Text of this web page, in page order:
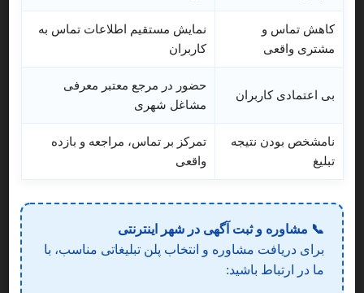
5
تهران-تجریش-میدان قدس-ابتدای خیابان دربند- نرسیده به شرکت م
تماس بیشتر
کاهش تماس و
مشتری واقعی
نمایش مستقیم اطلاعات تماس به
کاربران
بی اعتمادی کاربران
حضور در مرجع معتبر معرفی
مشاغل شهری
نامشخص بودن نتیجه
تبلیغ
تمرکز بر تماس، مراجعه و بازده
واقعی
📞 مشاوره و ثبت آگهی در شهر اینترنتی
برای دریافت مشاوره و انتخاب پلن تبلیغاتی مناسب، با
ما در ارتباط باشید: